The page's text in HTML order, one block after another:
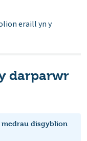
eraill yn y
darparwr
disgyblion